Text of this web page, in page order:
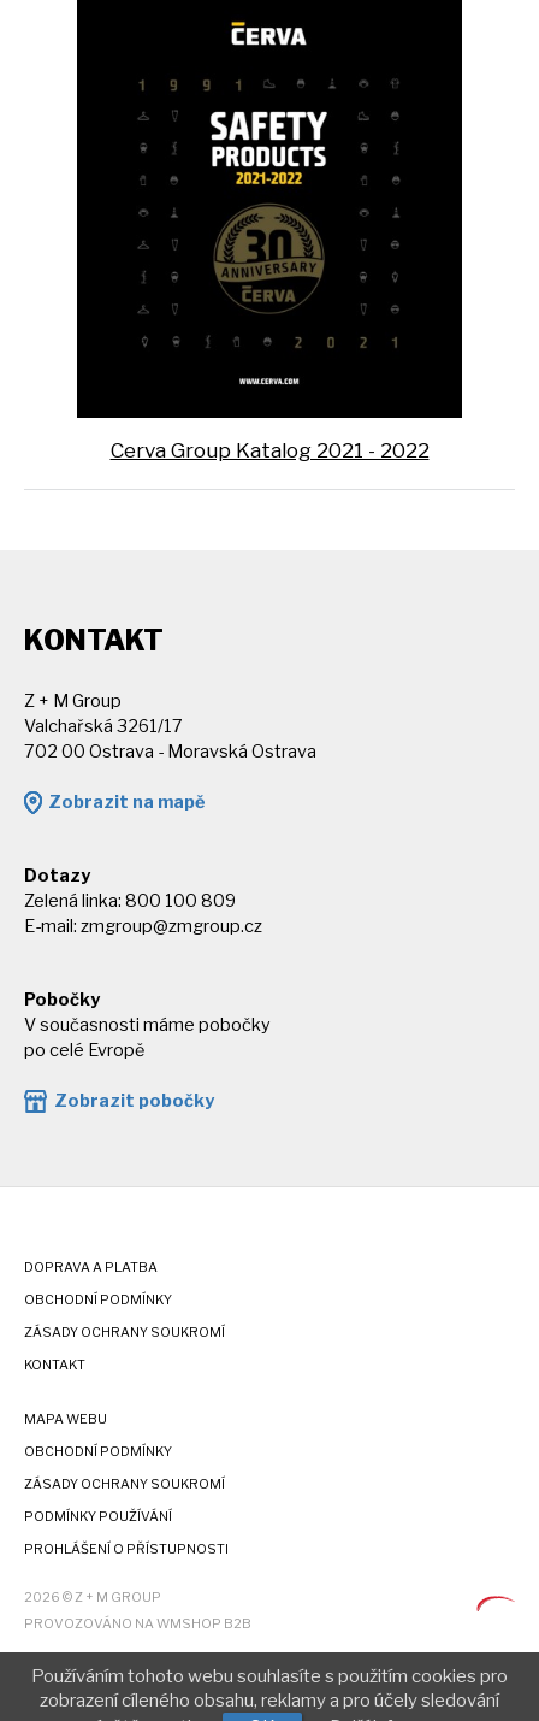
Cerva Group Katalog 2021 - 2022
KONTAKT
Z + M Group
Valchařská 3261/17
702 00 Ostrava - Moravská Ostrava
Zobrazit na mapě
Dotazy
Zelená linka: 800 100 809
E-mail: zmgroup@zmgroup.cz
Pobočky
V současnosti máme pobočky
po celé Evropě
Zobrazit pobočky
DOPRAVA A PLATBA
OBCHODNÍ PODMÍNKY
ZÁSADY OCHRANY SOUKROMÍ
KONTAKT
MAPA WEBU
OBCHODNÍ PODMÍNKY
ZÁSADY OCHRANY SOUKROMÍ
PODMÍNKY POUŽÍVÁNÍ
PROHLÁŠENÍ O PŘÍSTUPNOSTI
2026 © Z + M GROUP
PROVOZOVÁNO NA WMSHOP B2B
Používáním tohoto webu souhlasíte s použitím cookies pro
zobrazení cíleného obsahu, reklamy a pro účely sledování